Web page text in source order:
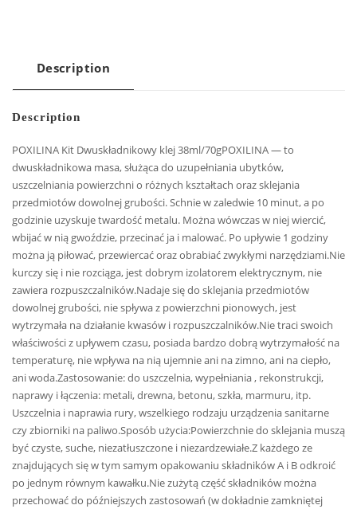
Description
Description
POXILINA Kit Dwuskładnikowy klej 38ml/70gPOXILINA — to
dwuskładnikowa masa, służąca do uzupełniania ubytków,
uszczelniania powierzchni o różnych kształtach oraz sklejania
przedmiotów dowolnej grubości. Schnie w zaledwie 10 minut, a po
godzinie uzyskuje twardość metalu. Można wówczas w niej wiercić,
wbijać w nią gwoździe, przecinać ja i malować. Po upływie 1 godziny
można ją piłować, przewiercać oraz obrabiać zwykłymi narzędziami.Nie
kurczy się i nie rozciąga, jest dobrym izolatorem elektrycznym, nie
zawiera rozpuszczalników.Nadaje się do sklejania przedmiotów
dowolnej grubości, nie spływa z powierzchni pionowych, jest
wytrzymała na działanie kwasów i rozpuszczalników.Nie traci swoich
właściwości z upływem czasu, posiada bardzo dobrą wytrzymałość na
temperaturę, nie wpływa na nią ujemnie ani na zimno, ani na ciepło,
ani woda.Zastosowanie: do uszczelnia, wypełniania , rekonstrukcji,
naprawy i łączenia: metali, drewna, betonu, szkła, marmuru, itp.
Uszczelnia i naprawia rury, wszelkiego rodzaju urządzenia sanitarne
czy zbiorniki na paliwo.Sposób użycia:Powierzchnie do sklejania muszą
być czyste, suche, niezatłuszczone i niezardzewiałe.Z każdego ze
znajdujących się w tym samym opakowaniu składników A i B odkroić
po jednym równym kawałku.Nie zużytą część składników można
przechować do późniejszych zastosowań (w dokładnie zamkniętej